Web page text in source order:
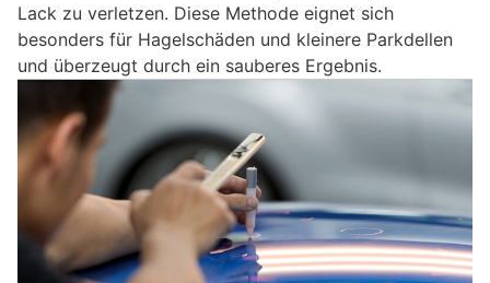
Lack zu verletzen. Diese Methode eignet sich
besonders für Hagelschäden und kleinere Parkdellen
und überzeugt durch ein sauberes Ergebnis.